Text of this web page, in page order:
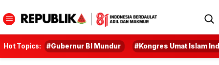
Hot Topics: #Gubernur BI Mundur #Kongres Umat Islam